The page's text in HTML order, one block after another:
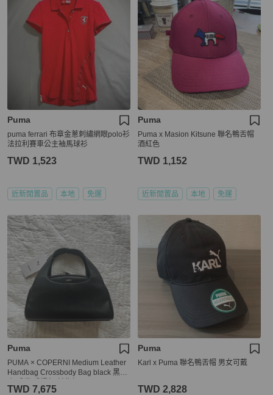
Puma
puma ferrari 布章金蔥刺繡網眼polo衫
法拉利賽車公主袖馬球衫
TWD 1,523
近新閒置品 本地 免運
Puma
Puma x Masion Kitsune 聯名鴨舌帽
酒紅色
TWD 1,152
近新閒置品 本地 免運
Puma
PUMA × COPERNI Medium Leather
Handbag Crossbody Bag black 黑色
TWD 7,675
Puma
Karl x Puma 聯名鴨舌帽 男女可戴
TWD 2,828